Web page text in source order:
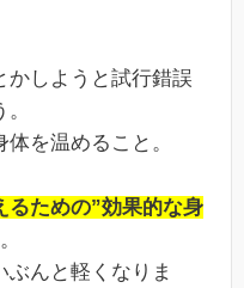
かしようと試行錯誤
を温めること。
るための”効果的な身
ぶんと軽くなりま